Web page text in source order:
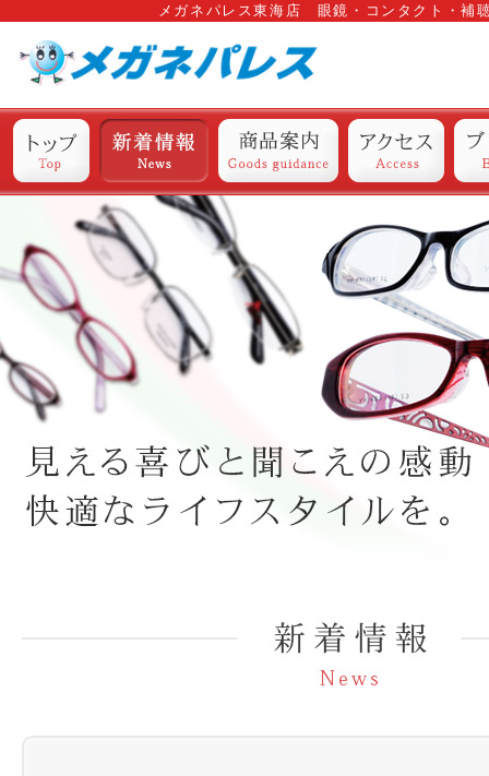
メガネパレス東海店 眼鏡・コンタクト・補
トップ 新着情報 商品案内 アクセス